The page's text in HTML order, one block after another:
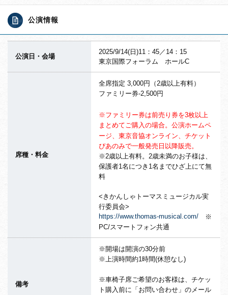
公演情報
公演日・会場
2025/9/14(日)11：45／14：15
東京国際フォーラム ホールC
席種・料金
全席指定 3,000円（2歳以上有料）
ファミリー券-2,500円
※ファミリー券は前売り券を3枚以上
まとめてご購入の場合。公演ホームペ
ージ、東京音協オンライン、チケット
ぴあのみで一般発売日以降販売。
※2歳以上有料。2歳未満のお子様は、
保護者1名につき1名までひざ上にて無
料
<きかんしゃトーマスミュージカル実
行委員会>
https://www.thomas-musical.com/ ※
PC/スマートフォン共通
備考
※開場は開演の30分前
※上演時間約1時間(休憩なし)
※車椅子席ご希望のお客様は、チケッ
ト購入前に「お問い合わせ」のメール